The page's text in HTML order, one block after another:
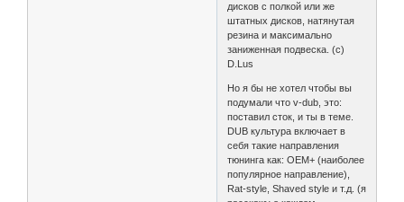
дисков с полкой или же
штатных дисков, натянутая
резина и максимально
заниженная подвеска. (с)
D.Lus
Но я бы не хотел чтобы вы
подумали что v-dub, это:
поставил сток, и ты в теме.
DUB культура включает в
себя такие направления
тюнинга как: OEM+ (наиболее
популярное направление),
Rat-style, Shaved style и т.д. (я